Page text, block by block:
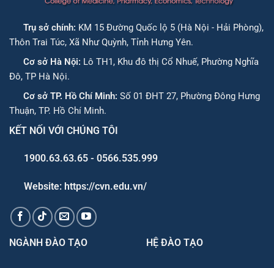
Trụ sở chính: KM 15 Đường Quốc lộ 5 (Hà Nội - Hải Phòng),
Thôn Trai Túc, Xã Như Quỳnh, Tỉnh Hưng Yên.
Cơ sở Hà Nội: Lô TH1, Khu đô thị Cổ Nhuế, Phường Nghĩa
Đô, TP Hà Nội.
Cơ sở TP. Hồ Chí Minh: Số 01 ĐHT 27, Phường Đông Hưng
Thuận, TP. Hồ Chí Minh.
KẾT NỐI VỚI CHÚNG TÔI
1900.63.63.65 - 0566.535.999
Website: https://cvn.edu.vn/
NGÀNH ĐÀO TẠO HỆ ĐÀO TẠO